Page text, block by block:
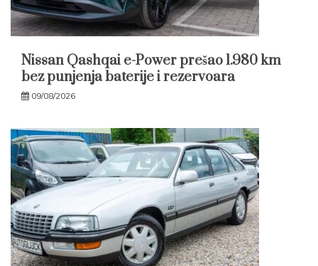
Nissan Qashqai e-Power prešao 1.980 km
bez punjenja baterije i rezervoara
09/08/2026